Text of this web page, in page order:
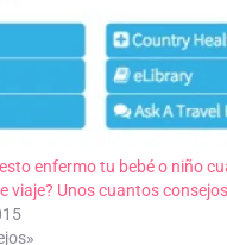
enfermo tu bebé o niño
viaje? Unos cuantos consejos